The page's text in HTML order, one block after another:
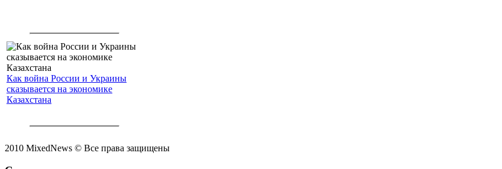
Как война России и Украины
сказывается на экономике
Казахстана
2010 MixedNews © Все права защищены